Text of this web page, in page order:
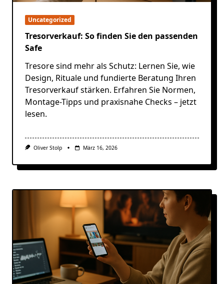
Uncategorized
Tresorverkauf: So finden Sie den passenden
Safe
Tresore sind mehr als Schutz: Lernen Sie, wie
Design, Rituale und fundierte Beratung Ihren
Tresorverkauf stärken. Erfahren Sie Normen,
Montage-Tipps und praxisnahe Checks – jetzt
lesen.
Oliver Stolp März 16, 2026